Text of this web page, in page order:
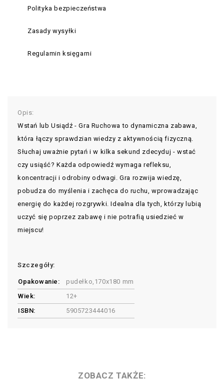
Polityka bezpieczeństwa
Zasady wysyłki
Regulamin księgarni
Opis:
Wstań lub Usiądź - Gra Ruchowa to dynamiczna zabawa,
która łączy sprawdzian wiedzy z aktywnością fizyczną.
Słuchaj uważnie pytań i w kilka sekund zdecyduj - wstać
czy usiąść? Każda odpowiedź wymaga refleksu,
koncentracji i odrobiny odwagi. Gra rozwija wiedzę,
pobudza do myślenia i zachęca do ruchu, wprowadzając
energię do każdej rozgrywki. Idealna dla tych, którzy lubią
uczyć się poprzez zabawę i nie potrafią usiedzieć w
miejscu!
Szczegóły:
Opakowanie:
pudełko,170x180 mm
Wiek:
12+
ISBN:
5905723444016
ZOBACZ TAKŻE: